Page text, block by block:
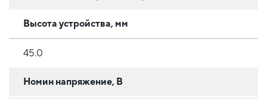
Высота устройства, мм
45.0
Номин напряжение, В